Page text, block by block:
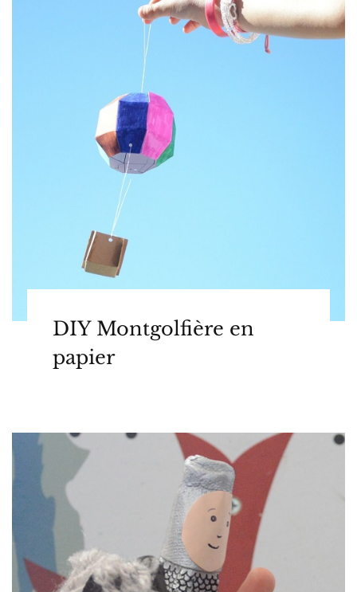
DIY Montgolfière en
papier